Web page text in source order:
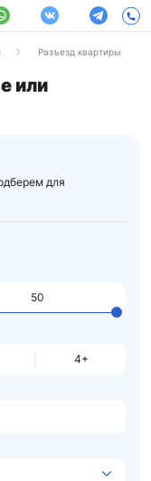
Разъезд квартиры
или
для
4+